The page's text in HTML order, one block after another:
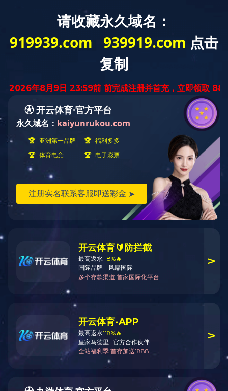
高度星空注册，让飞行器在百米高空拍摄星空注册，采用
同的时段、全方位多角度欣赏校园的美景，从一个非常的高
高度星空注册首期展现星空注册三个校区的白天景象和夜景
高度星空注册 白天（点
高度星空注册 夜景（点